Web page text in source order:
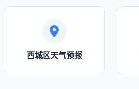
西城区天气预报